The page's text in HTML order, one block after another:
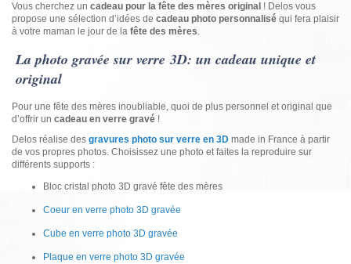
Vous cherchez un cadeau pour la fête des mères original ! Delos vous
propose une sélection d’idées de cadeau photo personnalisé qui fera plaisir
à votre maman le jour de la fête des mères.
La photo gravée sur verre 3D: un cadeau unique et
original
Pour une fête des mères inoubliable, quoi de plus personnel et original que
d’offrir un cadeau en verre gravé !
Delos réalise des gravures photo sur verre en 3D made in France à partir
de vos propres photos. Choisissez une photo et faites la reproduire sur
différents supports :
Bloc cristal photo 3D gravé fête des mères
Coeur en verre photo 3D gravée
Cube en verre photo 3D gravée
Plaque en verre photo 3D gravée